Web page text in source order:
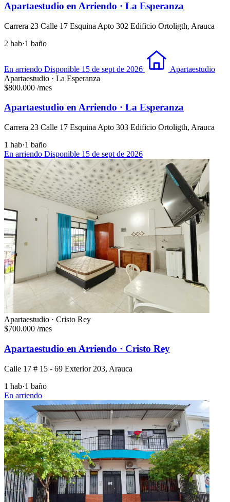
Apartaestudio en Arriendo · La Esperanza
Carrera 23 Calle 17 Esquina Apto 302 Edificio Ortoligth, Arauca
2 hab·1 baño
En arriendo Disponible 15 de sept de 2026
Apartaestudio
Apartaestudio · La Esperanza
$800.000 /mes
Apartaestudio en Arriendo · La Esperanza
Carrera 23 Calle 17 Esquina Apto 303 Edificio Ortoligth, Arauca
1 hab·1 baño
En arriendo Disponible 15 de sept de 2026
Apartaestudio · Cristo Rey
$700.000 /mes
Apartaestudio en Arriendo · Cristo Rey
Calle 17 # 15 - 69 Exterior 203, Arauca
1 hab·1 baño
En arriendo